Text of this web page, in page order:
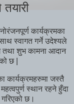
कार्यक्रमका
स्वागत गर्ने उदेश्यले
तथा शुभ कामना आदान
छ |
कार्यक्रमहरुमा जस्तै
स्थान रहने हुँदा
छ।